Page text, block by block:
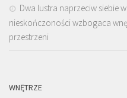
Dwa lustra naprzeciw siebie
nieskończoności wzbogaca
przestrzeni
WNĘTRZE